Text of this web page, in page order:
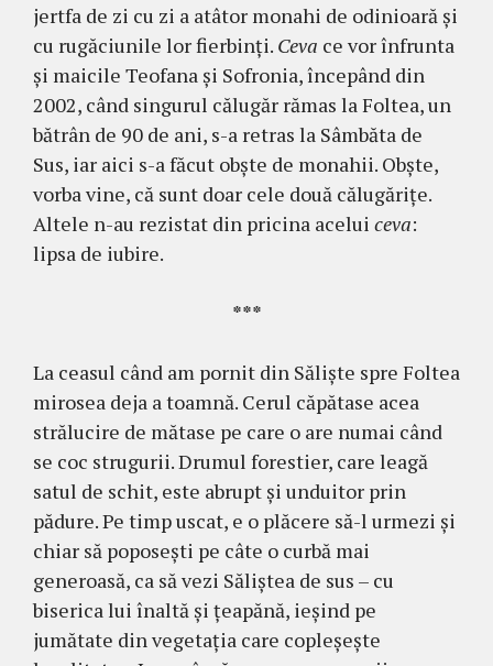
jertfa de zi cu zi a atâtor monahi de odinioară şi
cu rugăciunile lor fierbinţi. Ceva ce vor înfrunta
şi maicile Teofana şi Sofronia, începând din
2002, când singurul călugăr rămas la Foltea, un
bătrân de 90 de ani, s-a retras la Sâmbăta de
Sus, iar aici s-a făcut obşte de monahii. Obşte,
vorba vine, că sunt doar cele două călugăriţe.
Altele n-au rezistat din pricina acelui ceva:
lipsa de iubire.
***
La ceasul când am pornit din Sălişte spre Foltea
mirosea deja a toamnă. Cerul căpătase acea
strălucire de mătase pe care o are numai când
se coc strugurii. Drumul forestier, care leagă
satul de schit, este abrupt şi unduitor prin
pădure. Pe timp uscat, e o plăcere să-l urmezi şi
chiar să poposeşti pe câte o curbă mai
generoasă, ca să vezi Săliştea de sus – cu
biserica lui înaltă şi ţeapănă, ieşind pe
jumătate din vegetaţia care copleşeşte